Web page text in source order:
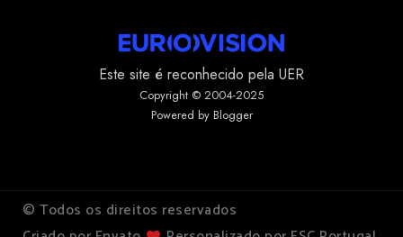
Este site é reconhecido pela UER
Copyright © 2004-2025
Powered by Blogger
© Todos os direitos reservados